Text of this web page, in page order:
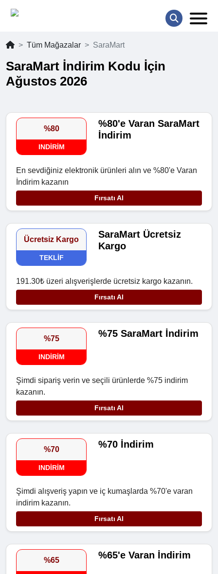
Tüm Mağazalar SaraMart
SaraMart İndirim Kodu İçin
Ağustos 2026
%80
INDIRIM
%80'e Varan SaraMart
İndirim
En sevdiğiniz elektronik ürünleri alın ve %80'e Varan
İndirim kazanın
Fırsatı Al
Ücretsiz Kargo
TEKLIF
SaraMart Ücretsiz
Kargo
191.30₺ üzeri alışverişlerde ücretsiz kargo kazanın.
Fırsatı Al
%75
INDIRIM
%75 SaraMart İndirim
Şimdi sipariş verin ve seçili ürünlerde %75 indirim
kazanın.
Fırsatı Al
%70
INDIRIM
%70 İndirim
Şimdi alışveriş yapın ve iç kumaşlarda %70'e varan
indirim kazanın.
Fırsatı Al
%65 %65'e Varan İndirim